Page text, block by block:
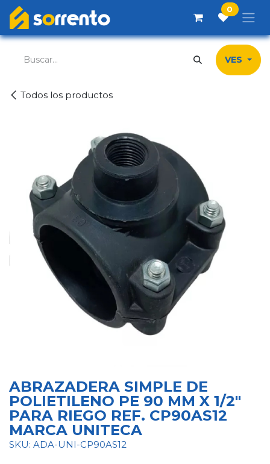
Ir al contenido 0
Todos los productos
VES
ABRAZADERA SIMPLE DE
POLIETILENO PE 90 MM X 1/2"
PARA RIEGO REF. CP90AS12
MARCA UNITECA
SKU: ADA-UNI-CP90AS12